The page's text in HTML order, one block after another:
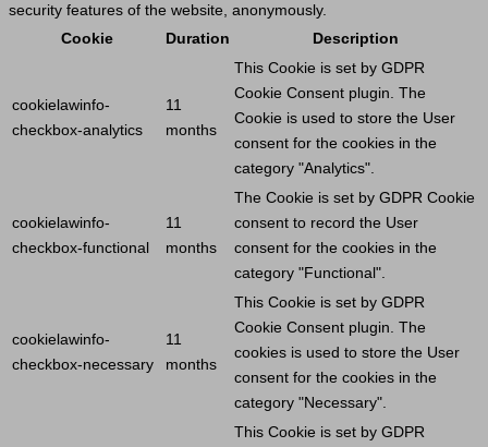
security features of the website, anonymously.
Cookie
Duration Description
cookielawinfo-
checkbox-analytics
11
months
This Cookie is set by GDPR
Cookie Consent plugin. The
Cookie is used to store the User
consent for the cookies in the
category "Analytics".
cookielawinfo-
checkbox-functional
11
months
The Cookie is set by GDPR Cookie
consent to record the User
consent for the cookies in the
category "Functional".
cookielawinfo-
checkbox-necessary
11
months
This Cookie is set by GDPR
Cookie Consent plugin. The
cookies is used to store the User
consent for the cookies in the
category "Necessary".
This Cookie is set by GDPR